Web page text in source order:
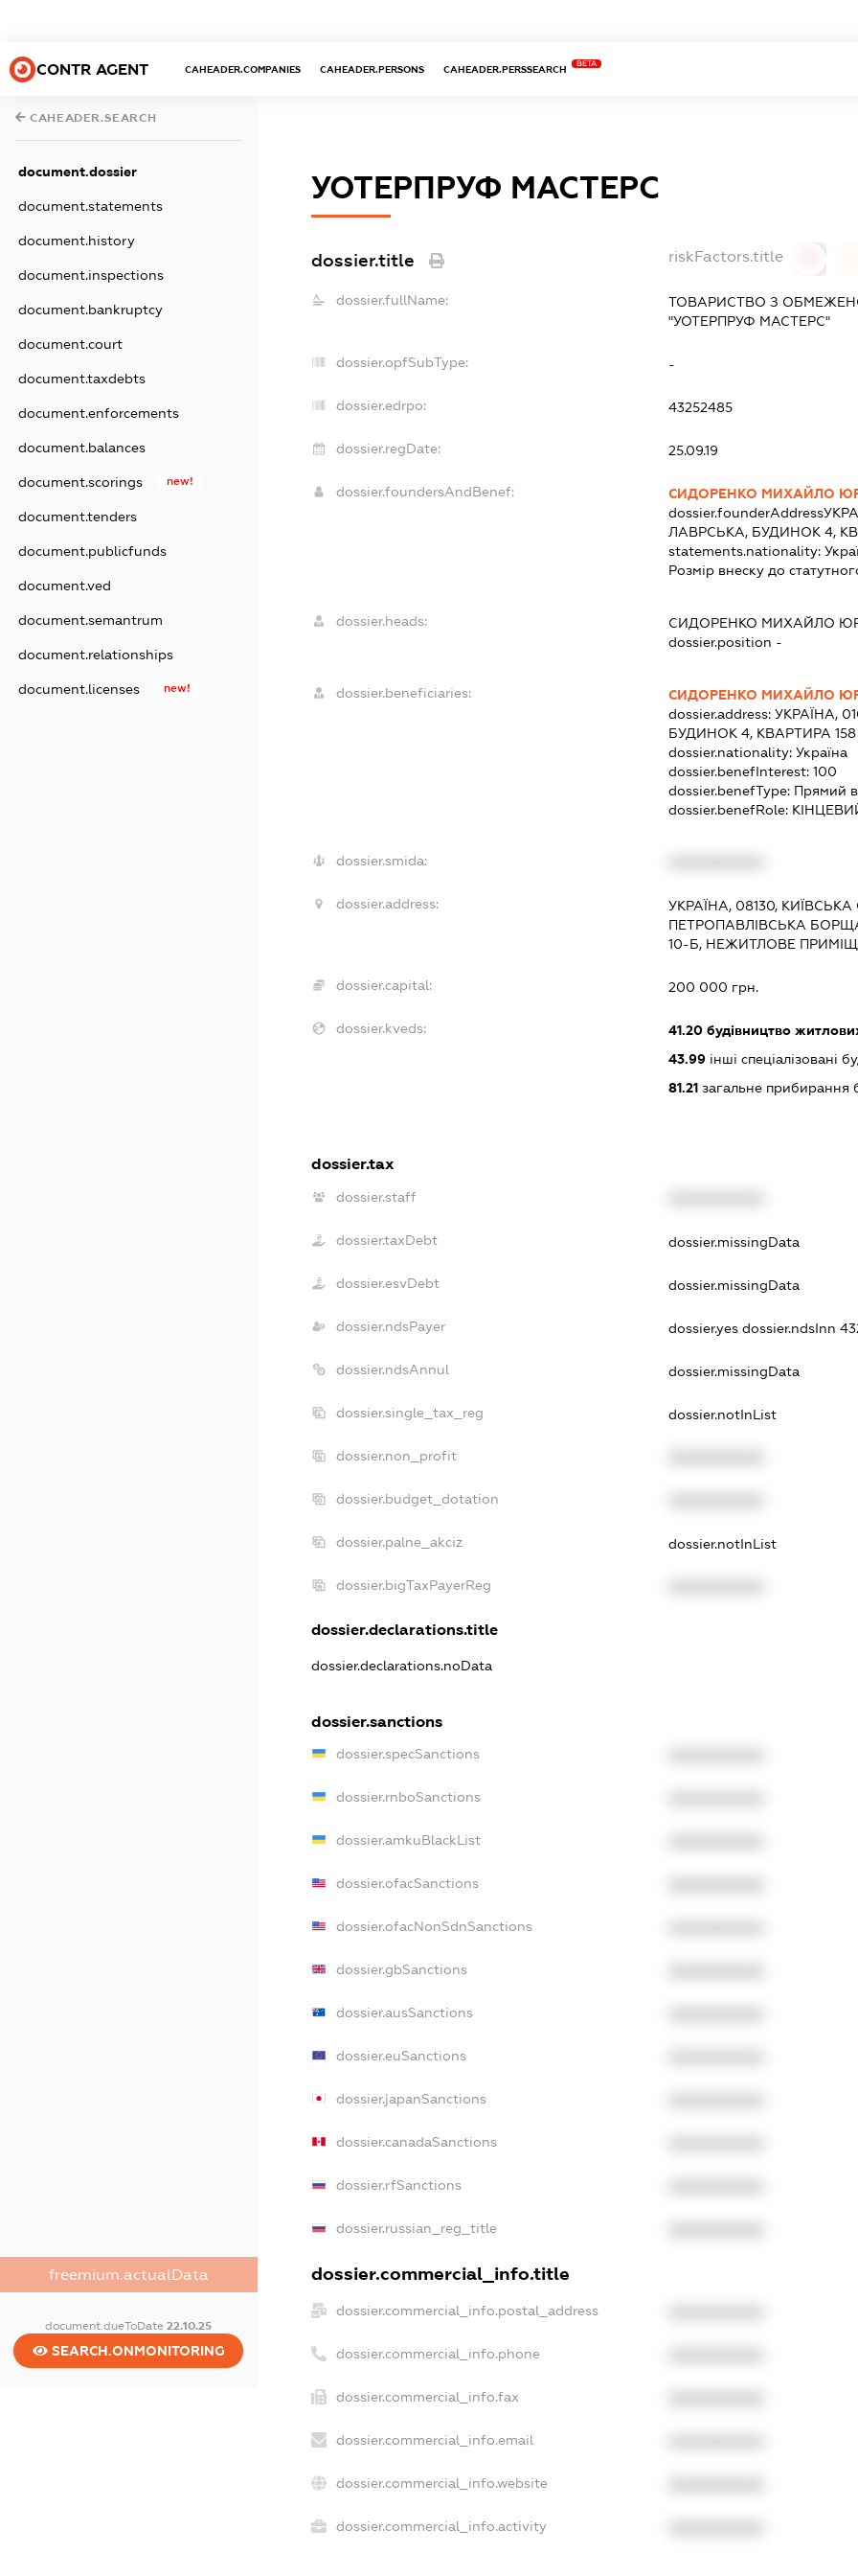
CONTR AGENT CAHEADER.COMPANIES CAHEADER.PERSONS CAHEADER.PERSSEARCH
BETA
CAHEADER.SEARCH
document.dossier
document.statements
document.history
document.inspections
document.bankruptcy
document.court
document.taxdebts
document.enforcements
document.balances
document.scorings new!
document.tenders
document.publicfunds
document.ved
document.semantrum
document.relationships
document.licenses new!
freemium.actualData
document.dueToDate22.10.25
SEARCH.ONMONITORING
УОТЕРПРУФ МАСТЕРС
dossier.title riskFactors.title
dossier.fullName:
ТОВАРИСТВО З
"УОТЕРПРУФ МАСТЕРС"
dossier.opfSubType: -
dossier.edrpo: 43252485
dossier.regDate: 25.09.19
dossier.foundersAndBenef:
СИДОРЕНКО МИХАЙЛО
dossier.founderAddress
ЛАВРСЬКА, БУДИНОК 4,
statements.nationality:
Розмір внеску до
dossier.heads: СИДОРЕНКО МИХАЙЛО
dossier.position -
dossier.beneficiaries:
СИДОРЕНКО МИХАЙЛО
dossier.address: УКРАЇНА,
БУДИНОК 4, КВАРТИРА 158
dossier.nationality: Україна
dossier.benefInterest: 100
dossier.benefType: Прямий
dossier.benefRole:
dossier.smida:
dossier.address:
УКРАЇНА, 08130,
ПЕТРОПАВЛІВСЬКА
10-Б, НЕЖИТЛОВЕ
dossier.capital: 200 000 грн.
dossier.kveds: 41.20будівництво
43.99інші спеціалізовані
81.21загальне прибирання
dossier.tax
dossier.staff
dossier.taxDebt dossier.missingData
dossier.esvDebt dossier.missingData
dossier.ndsPayer dossier.yes dossier.ndsInn
dossier.ndsAnnul dossier.missingData
dossier.single_tax_reg dossier.notInList
dossier.non_profit
dossier.budget_dotation
dossier.palne_akciz dossier.notInList
dossier.bigTaxPayerReg
dossier.declarations.title
dossier.declarations.noData
dossier.sanctions
dossier.specSanctions
dossier.rnboSanctions
dossier.amkuBlackList
dossier.ofacSanctions
dossier.ofacNonSdnSanctions
dossier.gbSanctions
dossier.ausSanctions
dossier.euSanctions
dossier.japanSanctions
dossier.canadaSanctions
dossier.rfSanctions
dossier.russian_reg_title
dossier.commercial_info.title
dossier.commercial_info.postal_address
dossier.commercial_info.phone
dossier.commercial_info.fax
dossier.commercial_info.email
dossier.commercial_info.website
dossier.commercial_info.activity